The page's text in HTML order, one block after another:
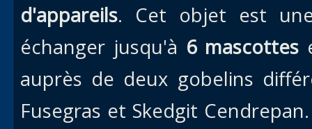
Val
d'appareils. Cet objet est
échanger jusqu'à 6 mascottes
auprès de deux gobelins
Fusegras et Skedgit